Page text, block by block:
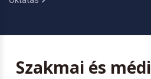
Szakmai és